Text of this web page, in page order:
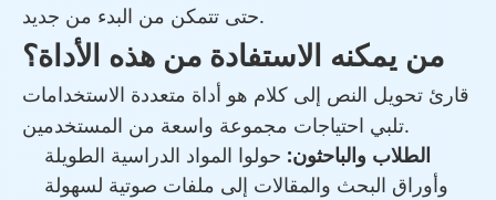
حتى تتمكن من البدء من جديد.
من يمكنه الاستفادة من هذه الأداة؟
قارئ تحويل النص إلى كلام هو أداة متعددة الاستخدامات
تلبي احتياجات مجموعة واسعة من المستخدمين.
الطلاب والباحثون: حولوا المواد الدراسية الطويلة
وأوراق البحث والمقالات إلى ملفات صوتية لسهولة